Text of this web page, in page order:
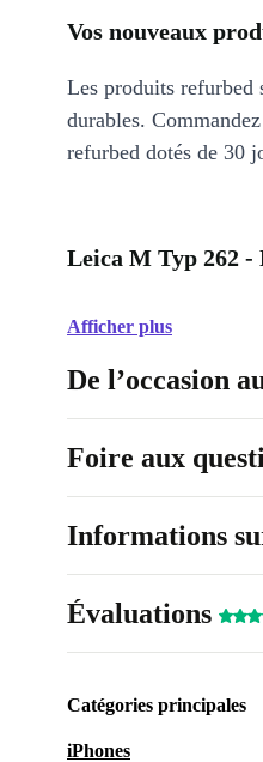
Vos nouveaux
Les produits refurbed
durables.
refurbed dotés de 30
Leica M Typ 262 -
Afficher plus
De l’occasion
Foire aux
Informations
Évaluations
Catégories principales
iPhones